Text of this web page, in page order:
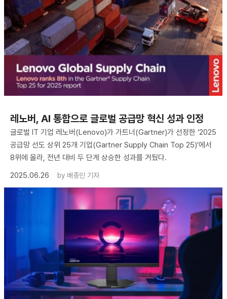
레노버, AI 통합으로 글로벌 공급망 혁신 성과 인정
글로벌 IT 기업 레노버(Lenovo)가 가트너(Gartner)가 선정한 ‘2025
공급망 선도 상위 25개 기업(Gartner Supply Chain Top 25)’에서
8위에 올라, 전년 대비 두 단계 상승한 성과를 거뒀다.
2025.06.26
by 배종인 기자